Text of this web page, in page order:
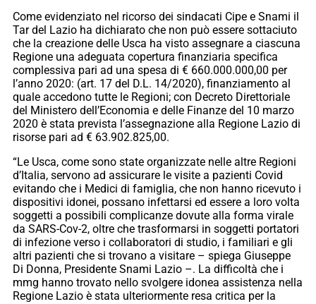
Come evidenziato nel ricorso dei sindacati Cipe e Snami il
Tar del Lazio ha dichiarato che non può essere sottaciuto
che la creazione delle Usca ha visto assegnare a ciascuna
Regione una adeguata copertura finanziaria specifica
complessiva pari ad una spesa di € 660.000.000,00 per
l’anno 2020: (art. 17 del D.L. 14/2020), finanziamento al
quale accedono tutte le Regioni; con Decreto Direttoriale
del Ministero dell’Economia e delle Finanze del 10 marzo
2020 è stata prevista l’assegnazione alla Regione Lazio di
risorse pari ad € 63.902.825,00.
“Le Usca, come sono state organizzate nelle altre Regioni
d’Italia, servono ad assicurare le visite a pazienti Covid
evitando che i Medici di famiglia, che non hanno ricevuto i
dispositivi idonei, possano infettarsi ed essere a loro volta
soggetti a possibili complicanze dovute alla forma virale
da SARS-Cov-2, oltre che trasformarsi in soggetti portatori
di infezione verso i collaboratori di studio, i familiari e gli
altri pazienti che si trovano a visitare – spiega Giuseppe
Di Donna, Presidente Snami Lazio –. La difficoltà che i
mmg hanno trovato nello svolgere idonea assistenza nella
Regione Lazio è stata ulteriormente resa critica per la